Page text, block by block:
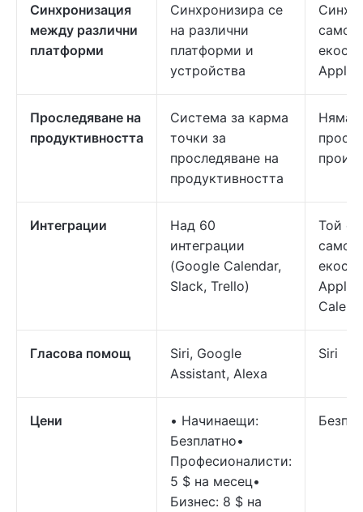
Синхронизация
между различни
платформи
Синхронизира се
на различни
платформи и
устройства
само
Apple
Проследяване на
продуктивността
Система за карма
точки за
проследяване на
продуктивността
Няма
Интеграции
Над 60
интеграции
(Google Calendar,
Slack, Trello)
Той
само в
Apple
Гласова помощ
Siri, Google
Assistant, Alexa
Siri
Цени
• Начинаещи:
Безплатно•
Професионалисти:
5 $ на месец•
Бизнес: 8 $ на